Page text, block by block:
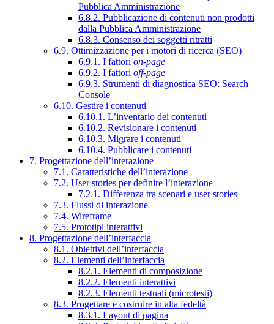
Pubblica Amministrazione
6.8.2. Pubblicazione di contenuti non prodotti
dalla Pubblica Amministrazione
6.8.3. Consenso dei soggetti ritratti
6.9. Ottimizzazione per i motori di ricerca (SEO)
6.9.1. I fattori on-page
6.9.2. I fattori off-page
6.9.3. Strumenti di diagnostica SEO: Search
Console
6.10. Gestire i contenuti
6.10.1. L’inventario dei contenuti
6.10.2. Revisionare i contenuti
6.10.3. Migrare i contenuti
6.10.4. Pubblicare i contenuti
7. Progettazione dell’interazione
7.1. Caratteristiche dell’interazione
7.2. User stories per definire l’interazione
7.2.1. Differenza tra scenari e user stories
7.3. Flussi di interazione
7.4. Wireframe
7.5. Prototipi interattivi
8. Progettazione dell’interfaccia
8.1. Obiettivi dell’interfaccia
8.2. Elementi dell’interfaccia
8.2.1. Elementi di composizione
8.2.2. Elementi interattivi
8.2.3. Elementi testuali (microtesti)
8.3. Progettare e costruire in alta fedeltà
8.3.1. Layout di pagina